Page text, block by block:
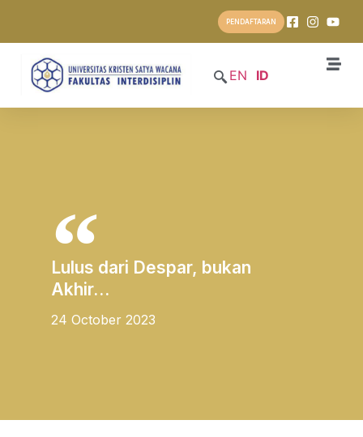
PENDAFTARAN
EN ID
Lulus dari Despar, bukan
Akhir…
24 October 2023